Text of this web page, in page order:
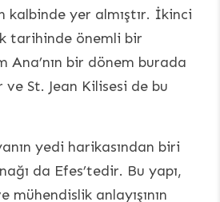
kalbinde yer almıştır. İkinci
tarihinde önemli bir
Ana’nın bir dönem burada
ve St. Jean Kilisesi de bu
yedi harikasından biri
da Efes’tedir. Bu yapı,
anlayışının